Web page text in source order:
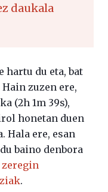
daukala
hartu du eta, bat
zuzen ere,
(2h 1m 39s),
honetan duen
Hala ere, esan
baino denbora
zeregin
.